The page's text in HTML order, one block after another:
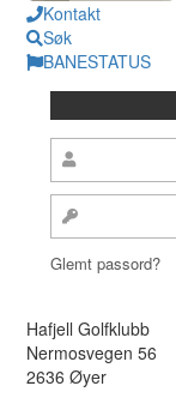
Kontakt
Søk
BANESTATUS
Glemt passord?
Hafjell Golfklubb
Nermosvegen 56
2636 Øyer